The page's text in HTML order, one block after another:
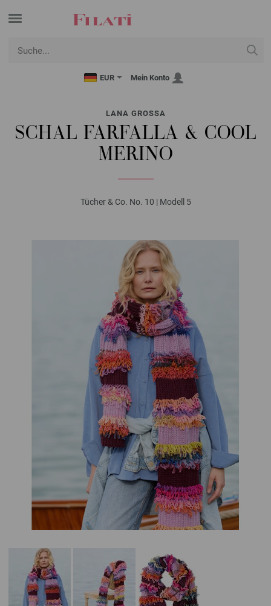
EUR Mein Konto
LANA GROSSA
SCHAL FARFALLA & COOL
MERINO
Tücher & Co. No. 10 | Modell 5